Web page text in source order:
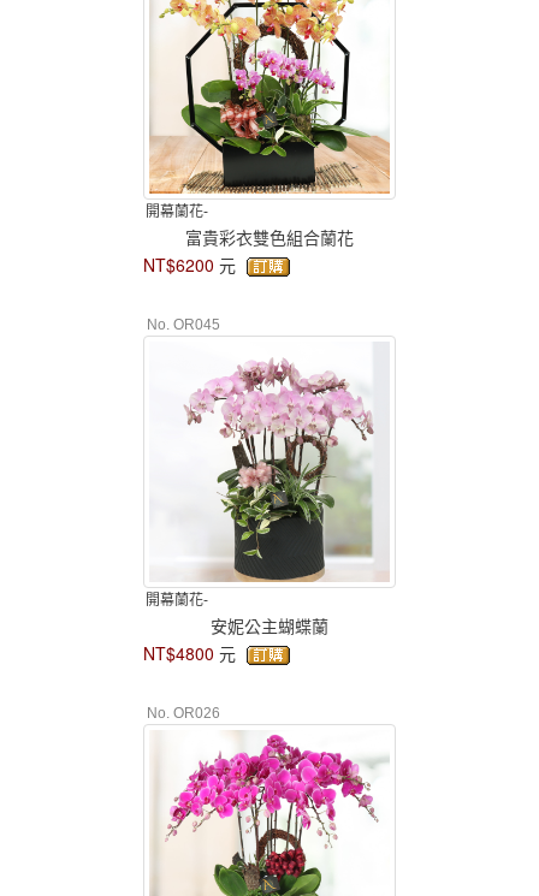
開幕蘭花-
富貴彩衣雙色組合蘭花
NT$6200 元
No. OR045
開幕蘭花-
安妮公主蝴蝶蘭
NT$4800 元
No. OR026